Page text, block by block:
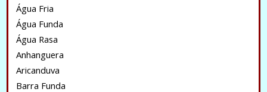
Água Fria
Água Funda
Água Rasa
Anhanguera
Aricanduva
Barra Funda